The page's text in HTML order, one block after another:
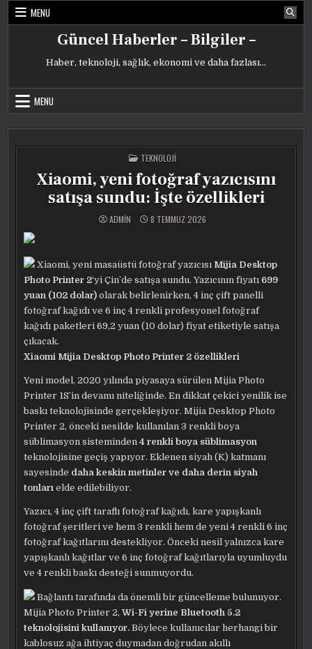
Skip
MENU
Güncel Haberler – Bilgiler –
Haber, teknoloji, sağlık, ekonomi ve daha fazlası…
MENU
POSTED
IN
TEKNOLOJI
Xiaomi, yeni fotoğraf yazıcısını
satışa sundu: İşte özellikleri
ADMIN 8 TEMMUZ 2026
Xiaomi, yeni masaüstü fotoğraf yazıcısı Mijia Desktop
Photo Printer 2‘yi Çin’de satışa sundu. Yazıcının fiyatı 699
yuan (102 dolar) olarak belirlenirken, 4 inç çift panelli
fotoğraf kağıdı ve 6 inç 4 renkli profesyonel fotoğraf
kağıdı paketleri 69,2 yuan (10 dolar) fiyat etiketiyle satışa
çıkacak.
Xiaomi Mijia Desktop Photo Printer 2 özellikleri
Yeni model, 2020 yılında piyasaya sürülen Mijia Photo
Printer 1S’in devamı niteliğinde. En dikkat çekici yenilik ise
baskı teknolojisinde gerçekleşiyor. Mijia Desktop Photo
Printer 2, önceki nesilde kullanılan 3 renkli boya
süblimasyon sisteminden4 renkli boya süblimasyon
teknolojisine geçiş yapıyor. Eklenen siyah (K) katmanı
sayesinde daha keskin metinler ve daha derin siyah
tonları elde edilebiliyor.
Yazıcı, 4 inç çift taraflı fotoğraf kağıdı, kare yapışkanlı
fotoğraf şeritleri ve hem 3 renkli hem de yeni 4 renkli 6 inç
fotoğraf kağıtlarını destekliyor. Önceki nesil yalnızca kare
yapışkanlı kağıtlar ve 6 inç fotoğraf kağıtlarıyla uyumluydu
ve 4 renkli baskı desteği sunmuyordu.
Bağlantı tarafında da önemli bir güncelleme bulunuyor.
Mijia Photo Printer 2,Wi-Fi yerine Bluetooth 5.2
teknolojisini kullanıyor. Böylece kullanıcılar herhangi bir
kablosuz ağa ihtiyaç duymadan doğrudan akıllı